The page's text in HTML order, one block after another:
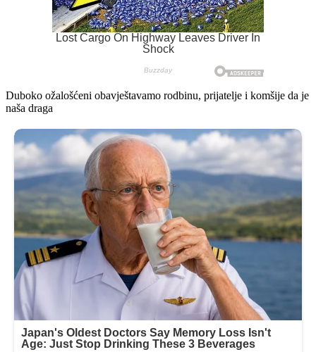
Duboko ožalošćeni obavještavamo rodbinu, prijatelje i komšije da je
naša draga